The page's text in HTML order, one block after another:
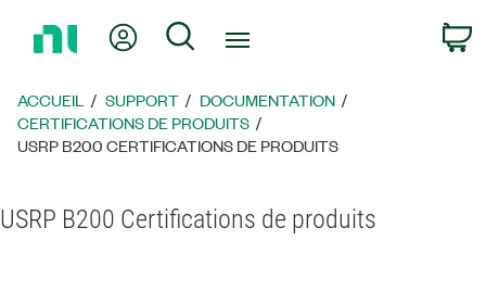
page
d’accueil
Mon compteRechercher
ACCUEIL SUPPORT
DOCUMENTATION
CERTIFICATIONS DE PRODUITS
USRP B200 CERTIFICATIONS DE PRODUITS
USRP B200 Certifications de produits